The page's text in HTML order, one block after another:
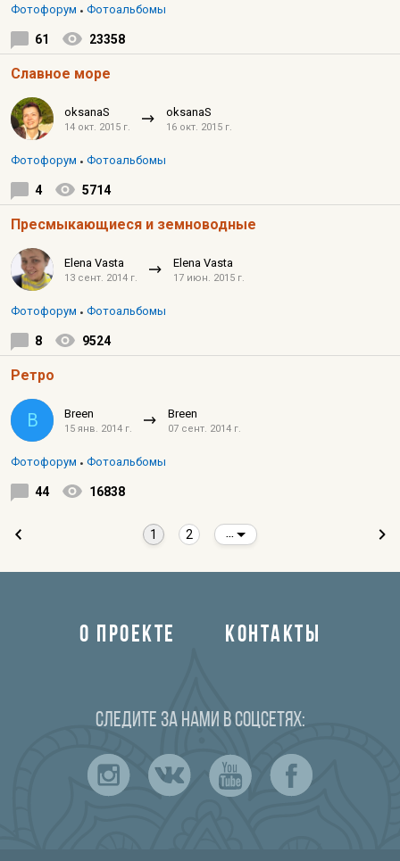
Фотофорум Фотоальбомы
61 23358
Славное море
oksanaS
14 окт. 2015 г.
oksanaS
16 окт. 2015 г.
Фотофорум Фотоальбомы
4 5714
Пресмыкающиеся и земноводные
Elena Vasta
13 сент. 2014 г.
Elena Vasta
17 июн. 2015 г.
Фотофорум Фотоальбомы
8 9524
Ретро
B Breen
15 янв. 2014 г.
Breen
07 сент. 2014 г.
Фотофорум Фотоальбомы
44 16838
1 2
О ПРОЕКТЕ КОНТАКТЫ
Следите за нами в соцсетях: